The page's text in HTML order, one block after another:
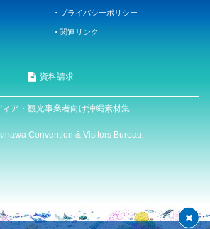
プライバシーポリシー
関連リンク
資料請求
ィア・観光事業者向け沖縄素材集
Convention & Visitors Bureau.